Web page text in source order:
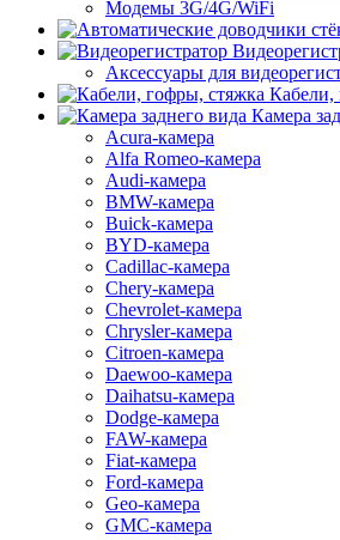
Модемы 3G/4G/WiFi
Аксессуары для
Кабели,
Камера
Acura-камера
Alfa Romeo-камера
Audi-камера
BMW-камера
Buick-камера
BYD-камера
Cadillac-камера
Chery-камера
Chevrolet-камера
Chrysler-камера
Citroen-камера
Daewoo-камера
Daihatsu-камера
Dodge-камера
FAW-камера
Fiat-камера
Ford-камера
Geo-камера
GMC-камера